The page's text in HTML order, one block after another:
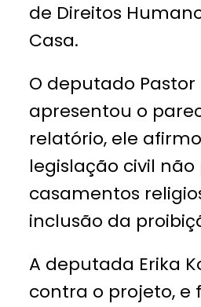
de Direitos
Casa.
O deputado Pastor
apresentou o
relatório, ele
legislação civil
casamentos
inclusão da
A deputada Erika
contra o projeto, e